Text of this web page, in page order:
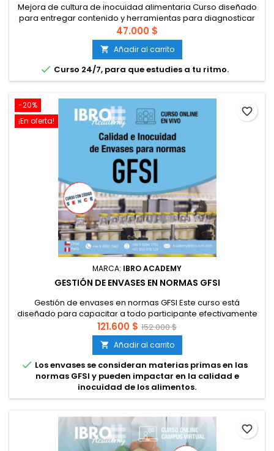
Mejora de cultura de inocuidad alimentaria Curso diseñado
para entregar contenido y herramientas para diagnosticar
la cultura de calidad e inocuidad alimentaria en empresas,
con lo cual el participante podrá definir acciones de mejora
de la cultura, supervisar las acciones definidas y medir la
eficacia de dichas e integrarlas a los diversos niveles de...
47.000 $
 Añadir al carrito
 Curso 24/7, para que estudies a tu ritmo.
-20%
¡En oferta!
MARCA: IBRO ACADEMY
GESTIÓN DE ENVASES EN NORMAS GFSI
Gestión de envases en normas GFSI Este curso está
diseñado para capacitar a todo participante efectivamente
en el enfoque integral de gestión de los materiales de
envasado en la cadena alimentaria; considerando que
todas las normas GFSI establecen requisitos para controlar
los envases y materiales de envasado. A través de cada
módulo se revisará el...
121.600 $ 152.000 $
 Añadir al carrito
 Los envases se consideran materias primas en las
normas GFSI y pueden impactar en la calidad e
inocuidad de los alimentos.
favorite_border
favorite_border